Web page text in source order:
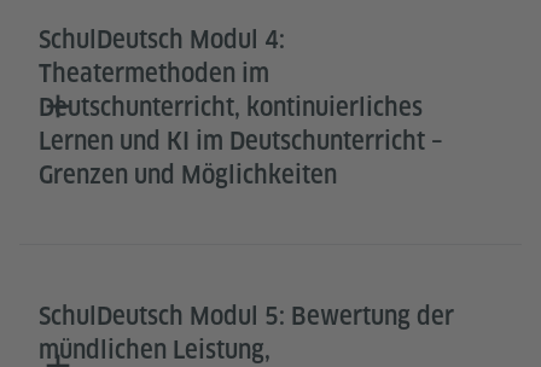
SchulDeutsch Modul 4:
Theatermethoden im
Deutschunterricht, kontinuierliches
Lernen und KI im Deutschunterricht –
Grenzen und Möglichkeiten
SchulDeutsch Modul 5: Bewertung der
mündlichen Leistung,